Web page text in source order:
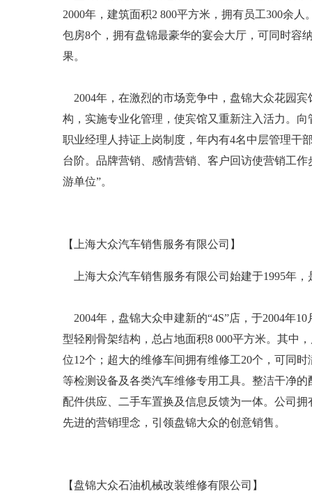
2000年，建筑面积2 800平方米，拥有员工300余
包房8个，拥有盘锦最豪华的宴会大厅，可同时容
果。
2004年，在激烈的市场竞争中，盘锦大众花园
构，实施专业化管理，使宾馆又重新注入活力。
职业经理人持证上岗制度，年内有4名中层管理干
台阶。品牌营销、感情营销、客户回访使营销工
游单位”。
【上海大众汽车销售服务有限公司】
上海大众汽车销售服务有限公司始建于1995年
2004年，盘锦大众申建新的“4S”店，于2004年
型轻刚骨架结构，总占地面积8 000平方米。其中
位12个；超大的维修车间拥有维修工20个，可同
等检测设备及各类汽车维修专用工具。整洁干净
配件供应、二手车置换及信息反馈为一体。公司
先进的营销理念，引领盘锦大众的创意销售。
【盘锦大众石油机械改装维修有限公司】